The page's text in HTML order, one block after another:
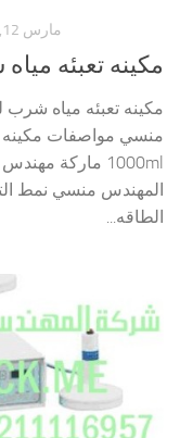
مارس 12, 2019
مكينه تعبئه
المهندس منسي نمط
الطاقه...